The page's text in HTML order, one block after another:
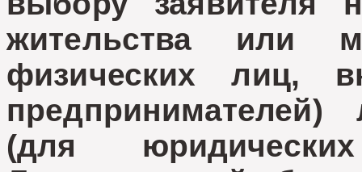
жительства или
физических лиц,
(для